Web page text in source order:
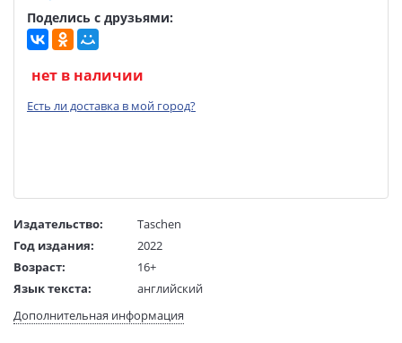
Поделись с друзьями:
нет в наличии
Есть ли доставка в мой город?
Издательство:
Taschen
Год издания:
2022
Возраст:
16+
Язык текста:
английский
Тип обложки:
Твердый переплет+суперобложка
Дополнительная информация